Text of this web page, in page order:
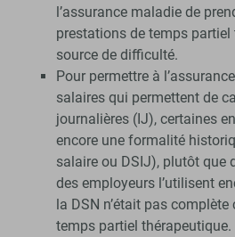
l’assurance maladie de
prestations de temps partiel
source de difficulté.
Pour permettre à
salaires qui permettent de
journalières (IJ), certaines
encore une formalité
salaire ou DSIJ), plutôt que
des employeurs l’utilisent
la DSN n’était pas
temps partiel thérapeutique.